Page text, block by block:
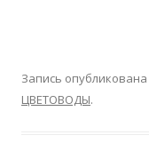
Запись опубликована
ЦВЕТОВОДЫ.